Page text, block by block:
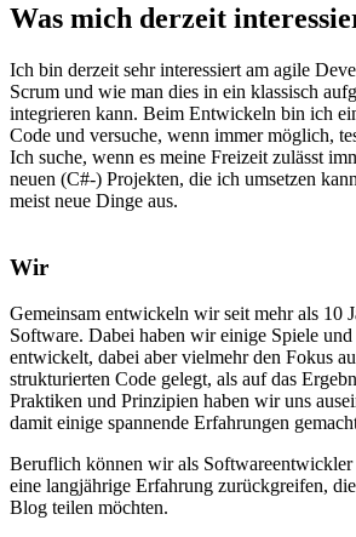
Was mich derzeit
Ich bin derzeit sehr interessiert am agile
Scrum und wie man dies in ein klassisch
integrieren kann. Beim Entwickeln bin ich
Code und versuche, wenn immer möglich,
Ich suche, wenn es meine Freizeit zulässt
neuen (C#-) Projekten, die ich umsetzen
meist neue Dinge aus.
Wir
Gemeinsam entwickeln wir seit mehr als 10
Software. Dabei haben wir einige Spiele
entwickelt, dabei aber vielmehr den Fokus
strukturierten Code gelegt, als auf das
Praktiken und Prinzipien haben wir uns
damit einige spannende Erfahrungen
Beruflich können wir als Softwareentwickler
eine langjährige Erfahrung zurückgreifen,
Blog teilen möchten.